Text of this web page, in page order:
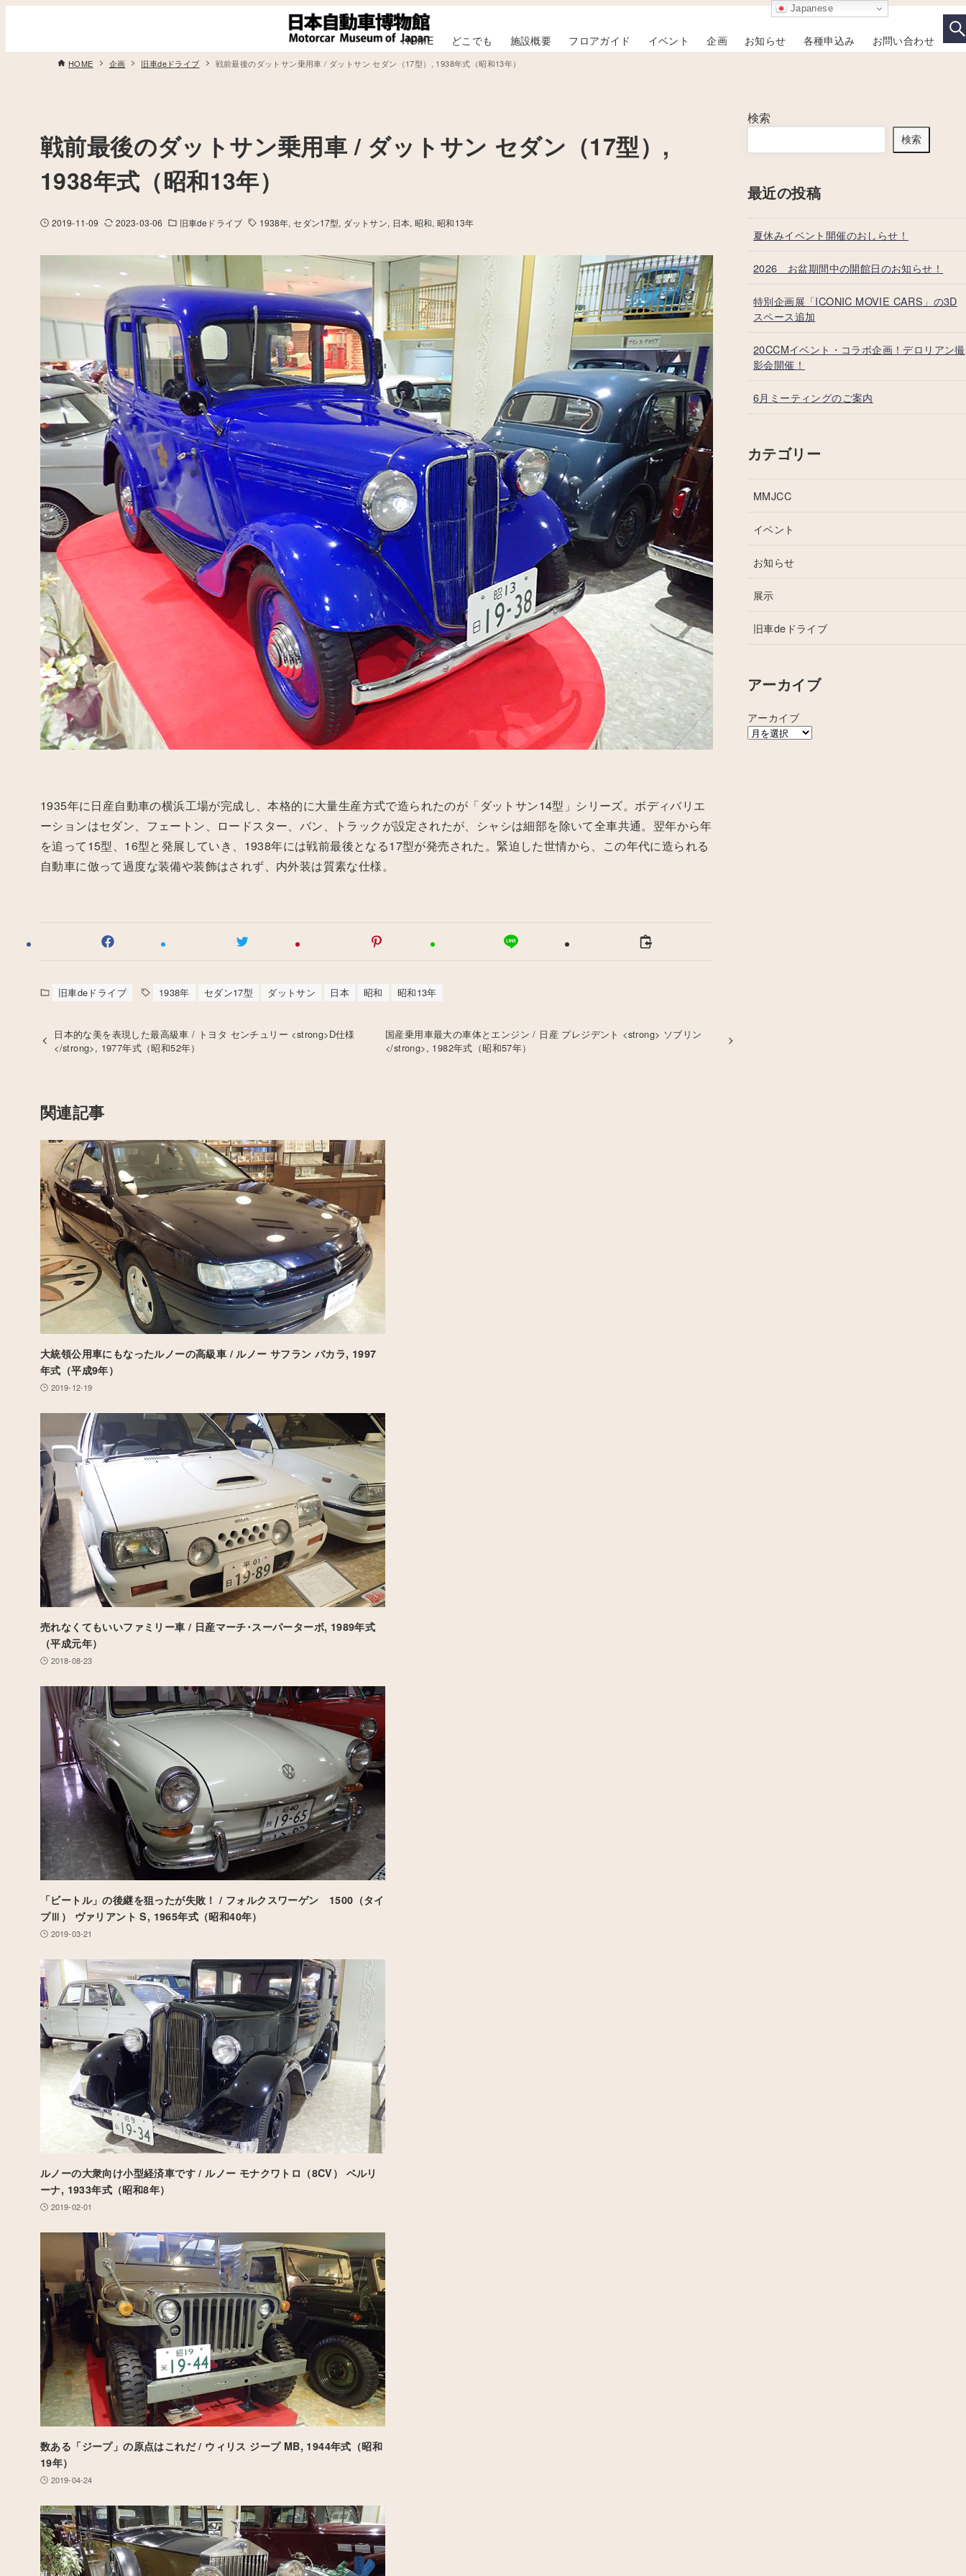
HOME どこでも 施設概要 フロアガイド イベント 企画 お知らせ 各種申込み お問い合わせ
HOME 企画 旧車deドライブ 戦前最後のダットサン乗用車 / ダットサン セダン（17型）, 1938年式（昭和13年）
戦前最後のダットサン乗用車 / ダットサン セダン（17型）,
1938年式（昭和13年）
2019-11-09 2023-03-06 旧車deドライブ 1938年 セダン17型 ダットサン 日本 昭和 昭和13年
1935年に日産自動車の横浜工場が完成し、本格的に大量生産方式で造られたのが「ダットサン14型」シリーズ。ボディバリエ
ーションはセダン、フェートン、ロードスター、バン、トラックが設定されたが、シャシは細部を除いて全車共通。翌年から年
を追って15型、16型と発展していき、1938年には戦前最後となる17型が発売された。緊迫した世情から、この年代に造られる
自動車に倣って過度な装備や装飾はされず、内外装は質素な仕様。
旧車deドライブ 1938年 セダン17型 ダットサン 日本 昭和 昭和13年
日本的な美を表現した最高級車 / トヨタ センチュリー <strong>D仕様
</strong>, 1977年式（昭和52年）
国産乗用車最大の車体とエンジン / 日産 プレジデント <strong> ソブリン
</strong>, 1982年式（昭和57年）
関連記事
大統領公用車にもなったルノーの高級車 / ルノー サフラン バカラ, 1997
年式（平成9年）
2019-12-19
売れなくてもいいファミリー車 / 日産マーチ･スーパーターボ, 1989年式
（平成元年）
2018-08-23
「ビートル」の後継を狙ったが失敗！ / フォルクスワーゲン 1500（タイ
プⅢ） ヴァリアント S, 1965年式（昭和40年）
2019-03-21
ルノーの大衆向け小型経済車です / ルノー モナクワトロ（8CV） ベルリ
ーナ, 1933年式（昭和8年）
2019-02-01
数ある「ジープ」の原点はこれだ / ウィリス ジープ MB, 1944年式（昭和
19年）
2019-04-24
検索
検索
最近の投稿
夏休みイベント開催のおしらせ！
2026 お盆期間中の開館日のお知らせ！
特別企画展「ICONIC MOVIE CARS」の3D
スペース追加
20CCMイベント・コラボ企画！デロリアン撮
影会開催！
6月ミーティングのご案内
カテゴリー
MMJCC
イベント
お知らせ
展示
旧車deドライブ
アーカイブ
アーカイブ
Japanese